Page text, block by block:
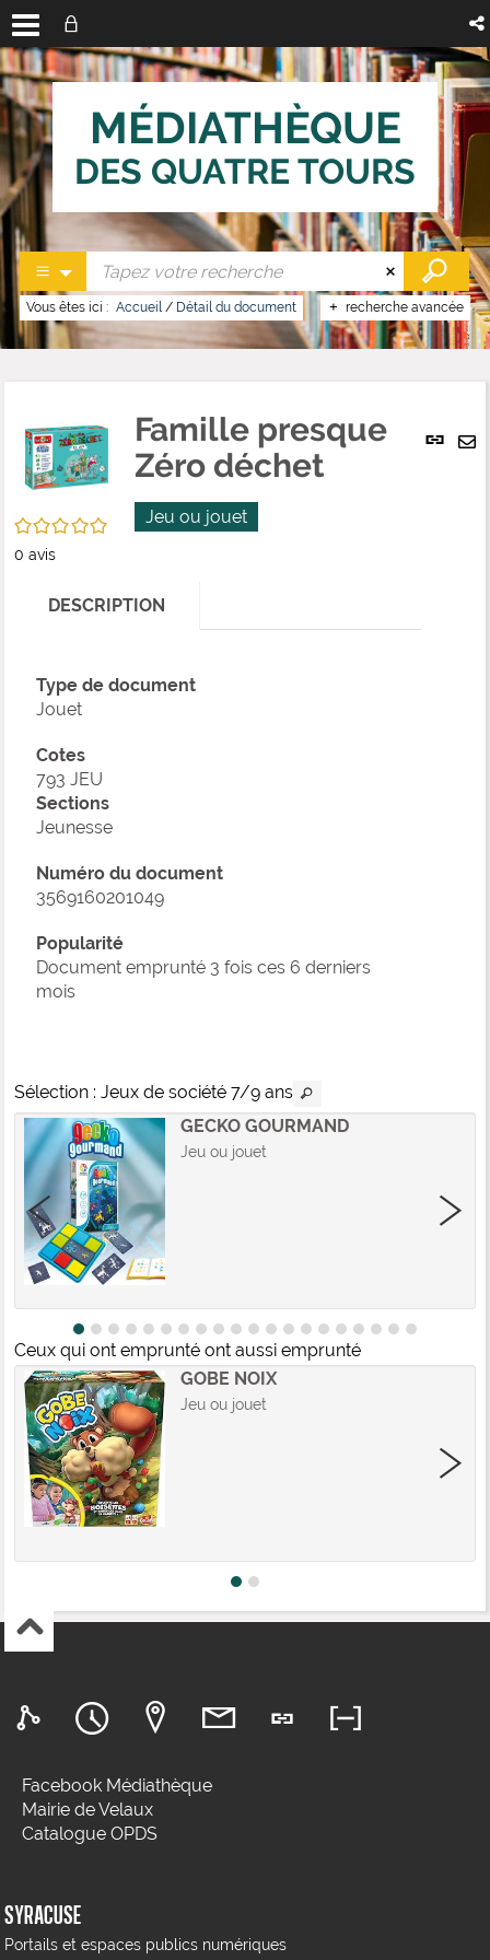
MÉDIATHÈQUE
DES QUATRE TOURS
recherche avancée
Vous êtes ici : Accueil / Détail du document
Lien
/5
0 avis
Famille presque
Zéro déchet
Jeu ou jouet
DESCRIPTION
Type de document
Jouet
Cotes
793 JEU
Sections
Jeunesse
Numéro du document
3569160201049
Popularité
Document emprunté 3 fois ces 6 derniers
mois
Sélection : Jeux de société 7/9 ans
GECKO GOURMAND
Jeu ou jouet
Ceux qui ont emprunté ont aussi emprunté
GOBE NOIX
Jeu ou jouet
Facebook Médiathèque
Mairie de Velaux
Catalogue OPDS
SYRACUSE
Portails et espaces publics numériques